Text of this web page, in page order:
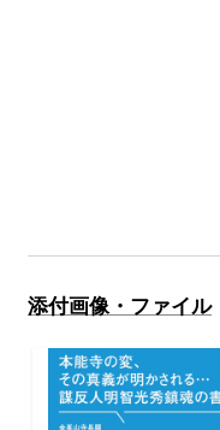
添付画像・ファイル